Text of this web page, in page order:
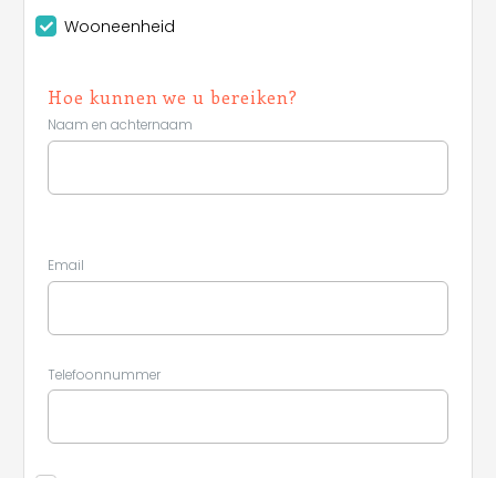
Wooneenheid
Hoe kunnen we u bereiken?
Naam en achternaam
Email
Telefoonnummer